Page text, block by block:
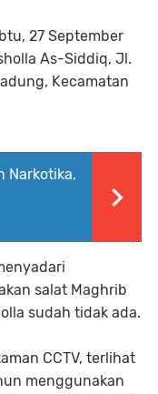
27 September
As-Siddiq, Jl.
Kecamatan
Narkotika,
salat Maghrib
sudah tidak ada.
CCTV, terlihat
menggunakan